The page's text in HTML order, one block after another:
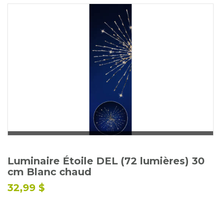
La boutique
Promotions et évènements
Conseils
Glossaire
Calendrier horticole
Emplois
Service à la clientèle
Nous joindre
Luminaire Étoile DEL (72 lumières) 30
cm Blanc chaud
32,99 $